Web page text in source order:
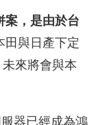
案，是由於台
與日產下定
來將會與本
器已經成為鴻